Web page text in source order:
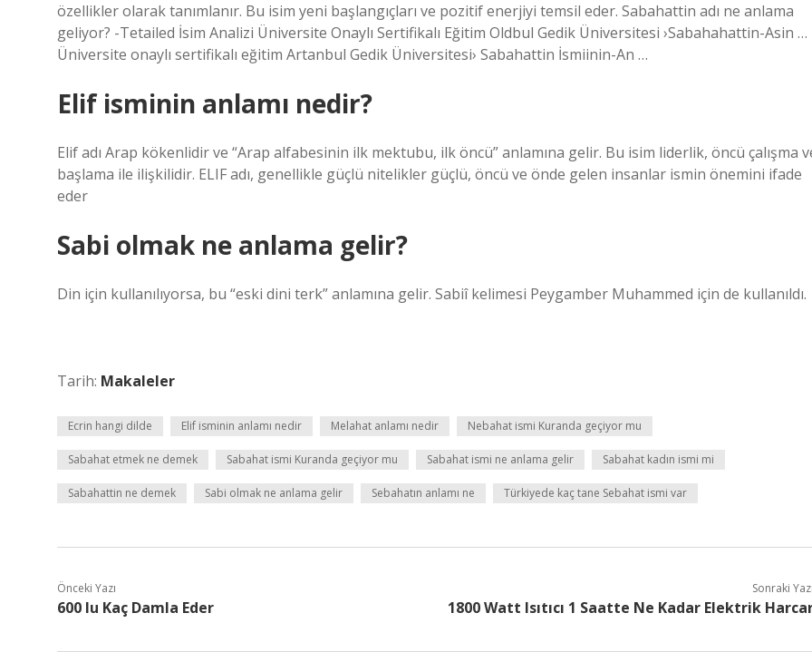
özellikler olarak tanımlanır. Bu isim yeni başlangıçları ve pozitif enerjiyi temsil eder. Sabahattin adı ne anlama
geliyor? -Tetailed İsim Analizi Üniversite Onaylı Sertifikalı Eğitim Oldbul Gedik Üniversitesi ›Sabahahattin-Asin …
Üniversite onaylı sertifikalı eğitim Artanbul Gedik Üniversitesi› Sabahattin İsmiinin-An …
Elif isminin anlamı nedir?
Elif adı Arap kökenlidir ve “Arap alfabesinin ilk mektubu, ilk öncü” anlamına gelir. Bu isim liderlik, öncü çalışma
başlama ile ilişkilidir. ELIF adı, genellikle güçlü nitelikler güçlü, öncü ve önde gelen insanlar ismin önemini ifade
eder
Sabi olmak ne anlama gelir?
Din için kullanılıyorsa, bu “eski dini terk” anlamına gelir. Sabiî kelimesi Peygamber Muhammed için de kullanıldı.
Tarih: Makaleler
Ecrin hangi dilde Elif isminin anlamı nedir Melahat anlamı nedir Nebahat ismi Kuranda geçiyor mu
Sabahat etmek ne demek Sabahat ismi Kuranda geçiyor mu Sabahat ismi ne anlama gelir Sabahat kadın ismi mi
Sabahattin ne demek Sabi olmak ne anlama gelir Sebahatın anlamı ne Türkiyede kaç tane Sebahat ismi var
Önceki Yazı
600 Iu Kaç Damla Eder
Sonraki
1800 Watt Isıtıcı 1 Saatte Ne Kadar Elektrik